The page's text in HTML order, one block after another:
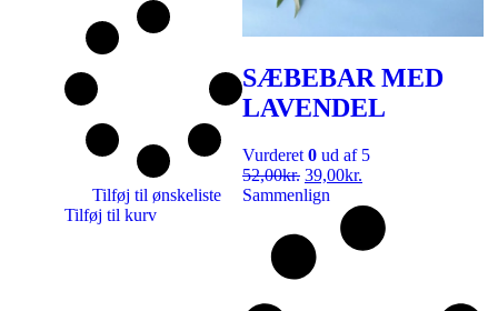
Tilføj til ønskeliste
Tilføj til kurv
SÆBEBAR MED
LAVENDEL
Vurderet 0 ud af 5
52,00kr. 39,00kr.
Sammenlign